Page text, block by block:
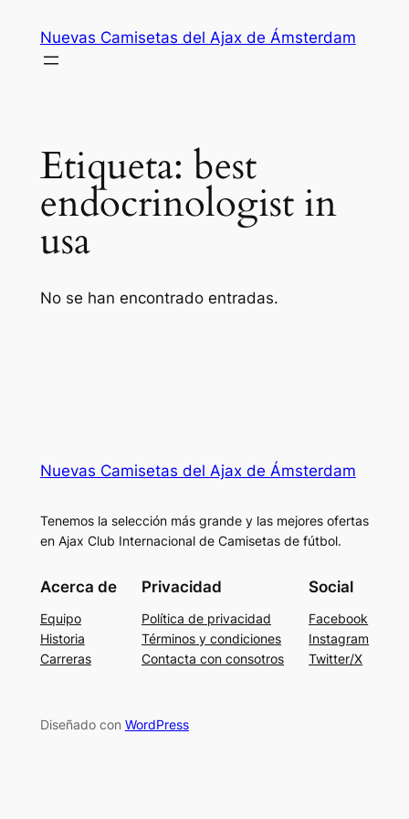
contenido
Nuevas Camisetas del Ajax de Ámsterdam
Etiqueta: best
endocrinologist in
usa
No se han encontrado entradas.
Nuevas Camisetas del Ajax de Ámsterdam
Tenemos la selección más grande y las mejores ofertas
en Ajax Club Internacional de Camisetas de fútbol.
Acerca de
Equipo
Historia
Carreras
Privacidad
Política de privacidad
Términos y condiciones
Contacta con consotros
Social
Facebook
Instagram
Twitter/X
Diseñado con WordPress